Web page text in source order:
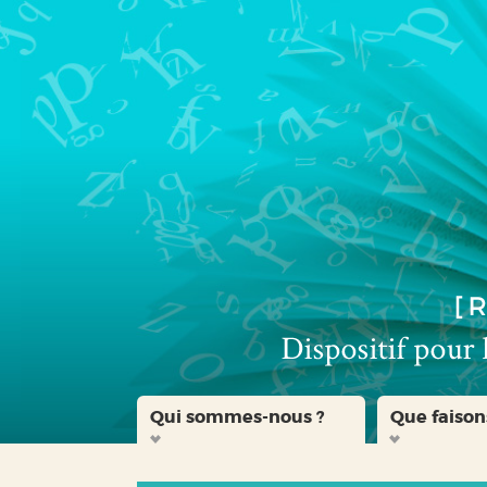
Aller
menu
Aller
contenu
Aller
la
recherche
Qui sommes-nous ? Que